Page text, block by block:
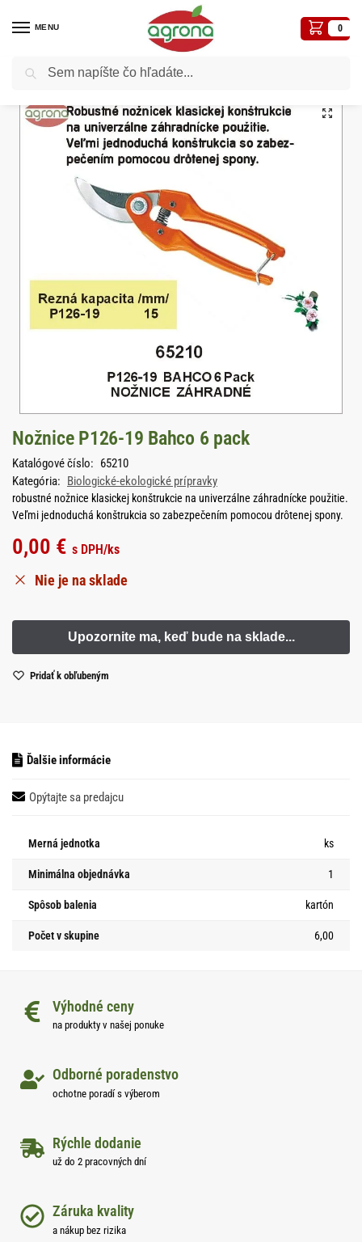
MENU 0
Domov Biologické-ekologické prípravky
Nožnice P126-19 Bahco 6 pack
Katalógové číslo: 65210
Kategória: Biologické-ekologické prípravky
robustné nožnice klasickej konštrukcie na univerzálne záhradnícke použitie.
Veľmi jednoduchá konštrukcia so zabezpečením pomocou drôtenej spony.
0,00 € s DPH/ks
Nie je na sklade
Pridať k obľubeným
Ďalšie informácie
Opýtajte sa predajcu
Merná jednotka ks
Minimálna objednávka 1
Spôsob balenia kartón
Počet v skupine 6,00
Výhodné ceny
na produkty v našej ponuke
Odborné poradenstvo
ochotne poradí s výberom
Rýchle dodanie
už do 2 pracovných dní
Záruka kvality
a nákup bez rizika